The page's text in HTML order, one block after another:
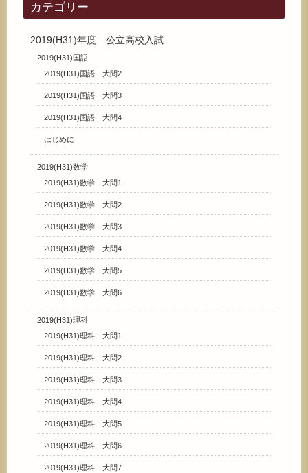
カテゴリー
2019(H31)年度 公立高校入試
2019(H31)国語
2019(H31)国語 大問2
2019(H31)国語 大問3
2019(H31)国語 大問4
はじめに
2019(H31)数学
2019(H31)数学 大問1
2019(H31)数学 大問2
2019(H31)数学 大問3
2019(H31)数学 大問4
2019(H31)数学 大問5
2019(H31)数学 大問6
2019(H31)理科
2019(H31)理科 大問1
2019(H31)理科 大問2
2019(H31)理科 大問3
2019(H31)理科 大問4
2019(H31)理科 大問5
2019(H31)理科 大問6
2019(H31)理科 大問7